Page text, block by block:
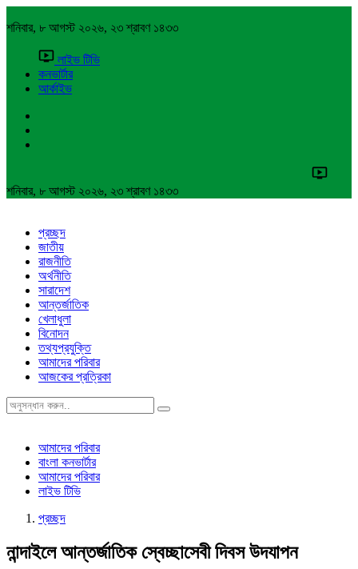
শনিবার, ৮ আগস্ট ২০২৬, ২৩ শ্রাবণ ১৪৩৩
লাইভ টিভি
কনভার্টার
আর্কাইভ
শনিবার, ৮ আগস্ট ২০২৬, ২৩ শ্রাবণ ১৪৩৩
প্রচ্ছদ
জাতীয়
রাজনীতি
অর্থনীতি
সারাদেশ
আন্তর্জাতিক
খেলাধুলা
বিনোদন
তথ্যপ্রযুক্তি
আমাদের পরিবার
আজকের প্রত্রিকা
আমাদের পরিবার
বাংলা কনভার্টার
আমাদের পরিবার
লাইভ টিভি
প্রচ্ছদ
নান্দাইলে আন্তর্জাতিক স্বেচ্ছাসেবী দিবস উদযাপন